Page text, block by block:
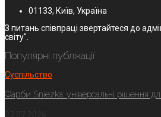
01133, Київ, Україна
З питань співпраці звертайтеся до
світу".
Популярні публікації
Суспільство
Фарби Sniezka: універсальні рішення